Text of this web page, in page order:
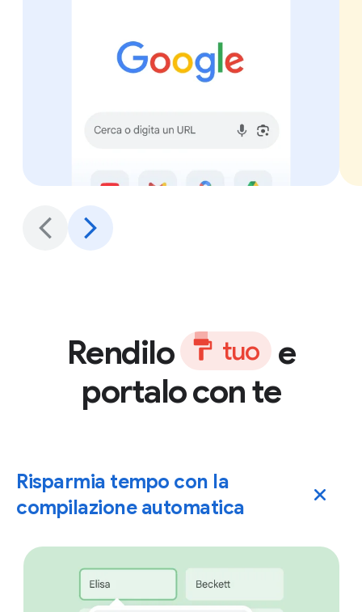
Rendilo tuo
e
portalo con te
Risparmia tempo con la
compilazione automatica